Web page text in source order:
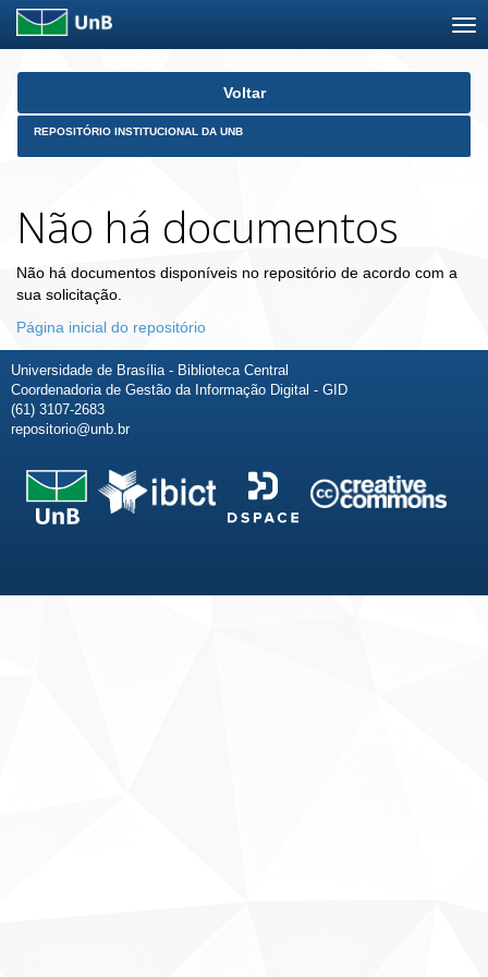
Skip
Voltar
REPOSITÓRIO INSTITUCIONAL DA UNB
Não há documentos
Não há documentos disponíveis no repositório de acordo com a
sua solicitação.
Página inicial do repositório
Universidade de Brasília - Biblioteca Central
Coordenadoria de Gestão da Informação Digital - GID
(61) 3107-2683
repositorio@unb.br